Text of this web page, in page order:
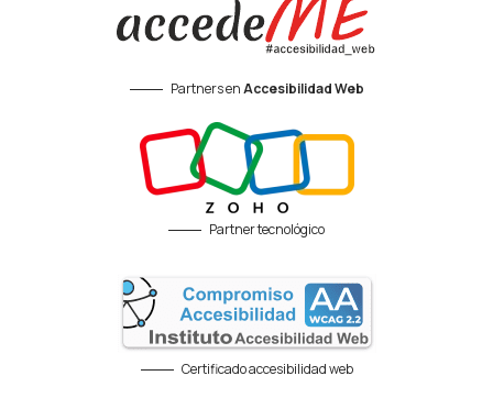
Partners enAccesibilidad Web
Partner tecnológico
Certificado accesibilidad web